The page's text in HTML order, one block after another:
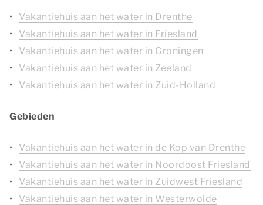
Vakantiehuis aan het water in Drenthe
Vakantiehuis aan het water in Friesland
Vakantiehuis aan het water in Groningen
Vakantiehuis aan het water in Zeeland
Vakantiehuis aan het water in Zuid-Holland
Gebieden
Vakantiehuis aan het water in de Kop van Drenthe
Vakantiehuis aan het water in Noordoost Friesland
Vakantiehuis aan het water in Zuidwest Friesland
Vakantiehuis aan het water in Westerwolde